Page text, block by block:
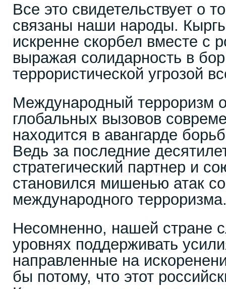
Все это свидетельствует о
связаны наши народы.
искренне скорбел вместе с
выражая солидарность в
террористической угрозой
Международный терроризм
глобальных вызовов
находится в авангарде
Ведь за последние
стратегический партнер и
становился мишенью атак
международного
Несомненно, нашей стране
уровнях поддерживать
направленные на
бы потому, что этот